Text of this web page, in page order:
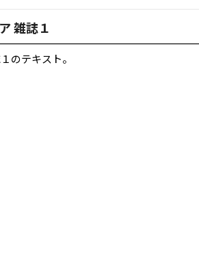
雑誌１
のテキスト。